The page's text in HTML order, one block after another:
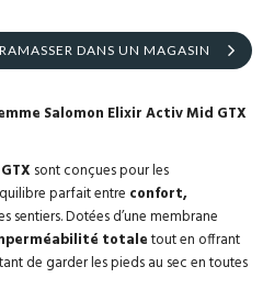
RAMASSER DANS UN MAGASIN
Salomon Elixir Activ Mid GTX
sont conçues pour les
parfait entre confort,
sentiers. Dotées d’une membrane
totaletout en offrant
de garder les pieds au sec en toutes